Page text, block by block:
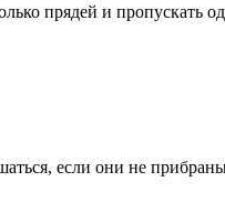
прядей и пропускать
если они не